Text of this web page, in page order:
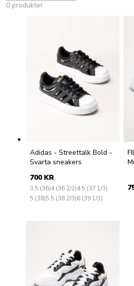
0 produkter
Adidas - Streettalk Bold -
Svarta sneakers
700 KR
3.5 (36)4 (36 2/3)4.5 (37 1/3)
5 (38)5.5 (38 2/3)6 (39 1/3)